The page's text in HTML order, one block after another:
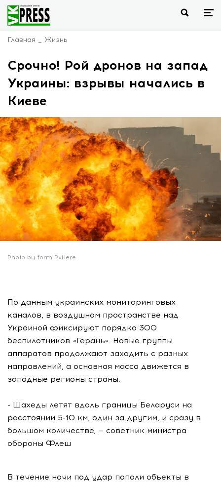
Главная Жизнь
Срочно! Рой дронов на запад
Украины: взрывы начались в
Киеве
Photo by form PxHere
По данным украинских мониторинговых
каналов, в воздушном пространстве над
Украиной фиксируют порядка 300
беспилотников «Герань». Новые группы
аппаратов продолжают заходить с разных
направлений, а основная масса движется в
западные регионы страны.
- Шахеды летят вдоль границы Беларуси на
расстоянии 5-10 км, один за другим, и сразу в
большом количестве, — советник министра
обороны Флеш
В течение ночи под удар попали объекты в